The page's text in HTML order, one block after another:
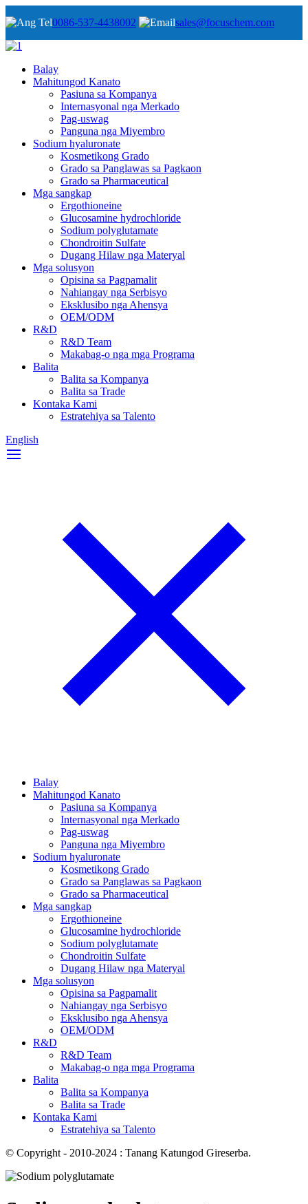
0086-537-4438002 sales@focuschem.com
Balay
Mahitungod Kanato
Pasiuna sa Kompanya
Internasyonal nga Merkado
Pag-uswag
Panguna nga Miyembro
Sodium hyaluronate
Kosmetikong Grado
Grado sa Panglawas sa Pagkaon
Grado sa Pharmaceutical
Mga sangkap
Ergothioneine
Glucosamine hydrochloride
Sodium polyglutamate
Chondroitin Sulfate
Dugang Hilaw nga Materyal
Mga solusyon
Opisina sa Pagpamalit
Nahiangay nga Serbisyo
Eksklusibo nga Ahensya
OEM/ODM
R&D
R&D Team
Makabag-o nga mga Programa
Balita
Balita sa Kompanya
Balita sa Trade
Kontaka Kami
Estratehiya sa Talento
English
Balay
Mahitungod Kanato
Pasiuna sa Kompanya
Internasyonal nga Merkado
Pag-uswag
Panguna nga Miyembro
Sodium hyaluronate
Kosmetikong Grado
Grado sa Panglawas sa Pagkaon
Grado sa Pharmaceutical
Mga sangkap
Ergothioneine
Glucosamine hydrochloride
Sodium polyglutamate
Chondroitin Sulfate
Dugang Hilaw nga Materyal
Mga solusyon
Opisina sa Pagpamalit
Nahiangay nga Serbisyo
Eksklusibo nga Ahensya
OEM/ODM
R&D
R&D Team
Makabag-o nga mga Programa
Balita
Balita sa Kompanya
Balita sa Trade
Kontaka Kami
Estratehiya sa Talento
© Copyright - 2010-2024 : Tanang Katungod Gireserba.